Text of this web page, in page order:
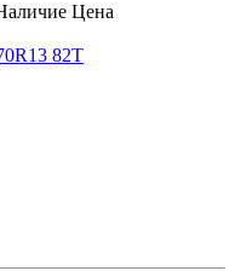
Цена
82T